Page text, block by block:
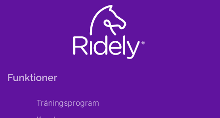
Funktioner
Träningsprogram